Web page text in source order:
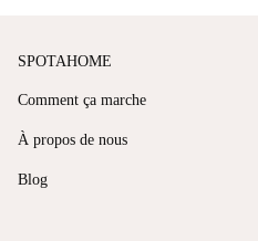
SPOTAHOME
Comment ça marche
À propos de nous
Blog